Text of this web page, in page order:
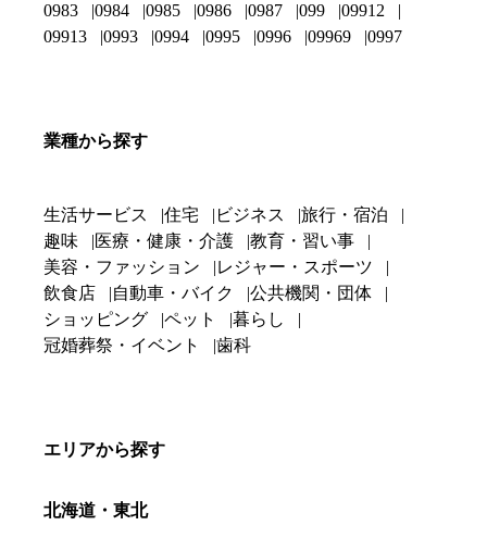
0983
0984 0985 0986 0987 099
09912
09913
0993 0994 0995 0996 09969 0997
業種から探す
生活サービス 住宅 ビジネス
旅行・宿泊
趣味
医療・健康・介護
教育・習い事
美容・ファッション
レジャー・スポーツ
飲食店
自動車・バイク
公共機関・団体
ショッピング
ペット
暮らし
冠婚葬祭・イベント
歯科
エリアから探す
北海道・東北